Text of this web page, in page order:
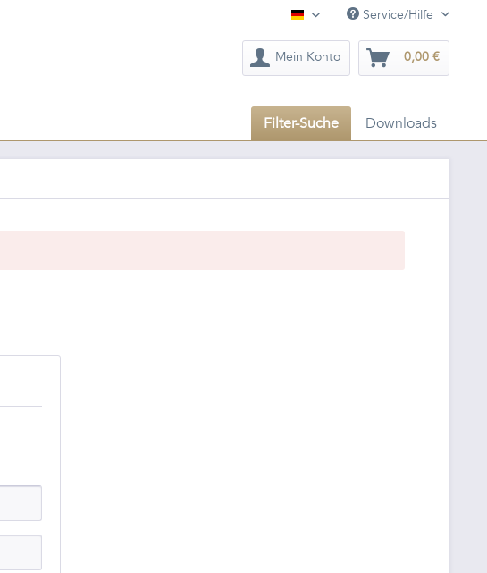
Deutsch Service/Hilfe
Mein Konto 0,00 €
Filter-Suche Downloads